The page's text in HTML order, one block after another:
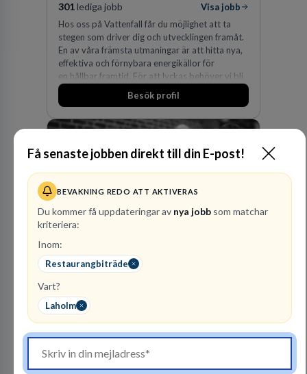
Få senaste jobben direkt till din E-post!
BEVAKNING REDO ATT AKTIVERAS
Du kommer få uppdateringar av nya jobb som matchar
kriteriera:
Inom:
Restaurangbiträde
Vart?
Laholm
301lediga jobb
Visa jobb
Hos oss på Vattenfall får du möjlighet att ta
stegen som driver dig och utvecklingen framåt.
En av våra främsta utmaningar är att hitta nya,
effektiva och förnybara energikällor för
en hållbar framtid. För att lyckas behöver vi bli
fler medarbetare som vill göra skillnad.
Besök profil
JURIDISK RÅDGIVNING
2
Vår kombination av immaterialrätt och
affärsjuridik gör oss till förstahandsvalet som
affärsjuridisk advokatbyrå och rådgivare för
kunskapsintensiva och idédrivna företag. Vår
expertis inom IP-tillgångar har gett oss en
Besök profil